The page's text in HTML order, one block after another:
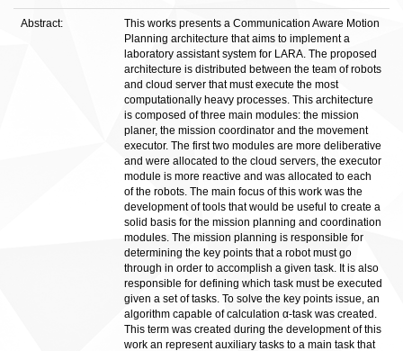
Abstract:
This works presents a Communication Aware Motion
Planning architecture that aims to implement a
laboratory assistant system for LARA. The proposed
architecture is distributed between the team of robots
and cloud server that must execute the most
computationally heavy processes. This architecture
is composed of three main modules: the mission
planer, the mission coordinator and the movement
executor. The first two modules are more deliberative
and were allocated to the cloud servers, the executor
module is more reactive and was allocated to each
of the robots. The main focus of this work was the
development of tools that would be useful to create a
solid basis for the mission planning and coordination
modules. The mission planning is responsible for
determining the key points that a robot must go
through in order to accomplish a given task. It is also
responsible for defining which task must be executed
given a set of tasks. To solve the key points issue, an
algorithm capable of calculation α-task was created.
This term was created during the development of this
work an represent auxiliary tasks to a main task that